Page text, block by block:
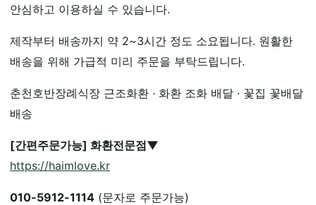
안심하고 이용하실 수 있습니다.
제작부터 배송까지 약 2~3시간 정도 소요됩니다. 원활한
배송을 위해 가급적 미리 주문을 부탁드립니다.
춘천호반장례식장 근조화환 · 화환 조화 배달 · 꽃집 꽃배달
배송
[간편주문가능] 화환전문점▼
https://haimlove.kr
010-5912-1114 (문자로 주문가능)